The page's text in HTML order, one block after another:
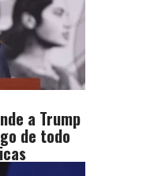
a Trump
de todo